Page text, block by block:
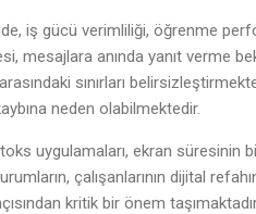
iş gücü verimliliği, öğrenme
mesajlara anında yanıt
sınırları
neden olabilmektedir.
uygulamaları, ekran süresinin
çalışanlarının dijital
kritik bir önem